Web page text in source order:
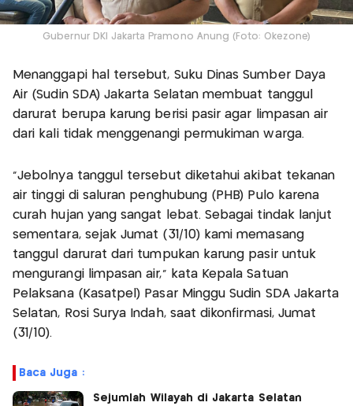
Gubernur DKI Jakarta Pramono Anung (Foto: Okezone)
Menanggapi hal tersebut, Suku Dinas Sumber Daya
Air (Sudin SDA) Jakarta Selatan membuat tanggul
darurat berupa karung berisi pasir agar limpasan air
dari kali tidak menggenangi permukiman warga.
“Jebolnya tanggul tersebut diketahui akibat tekanan
air tinggi di saluran penghubung (PHB) Pulo karena
curah hujan yang sangat lebat. Sebagai tindak lanjut
sementara, sejak Jumat (31/10) kami memasang
tanggul darurat dari tumpukan karung pasir untuk
mengurangi limpasan air,” kata Kepala Satuan
Pelaksana (Kasatpel) Pasar Minggu Sudin SDA Jakarta
Selatan, Rosi Surya Indah, saat dikonfirmasi, Jumat
(31/10).
Baca Juga :
Sejumlah Wilayah di Jakarta Selatan